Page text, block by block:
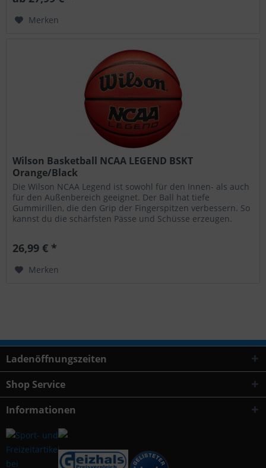
Merken
Wilson Basketball NCAA LEGEND BSKT
Orange/Black
Die Wilson NCAA Legend ist sowohl für den Innen- als auch
für den Außenbereich geeignet. Der Ball hat tiefe
Gummirillen, die den Grip der Fingerspitzen verbessern. So
kannst du die schärfsten Pässe und Schüsse erzeugen.
26,99 € *
Merken
Ladenöffnungszeiten
Shop Service
Informationen